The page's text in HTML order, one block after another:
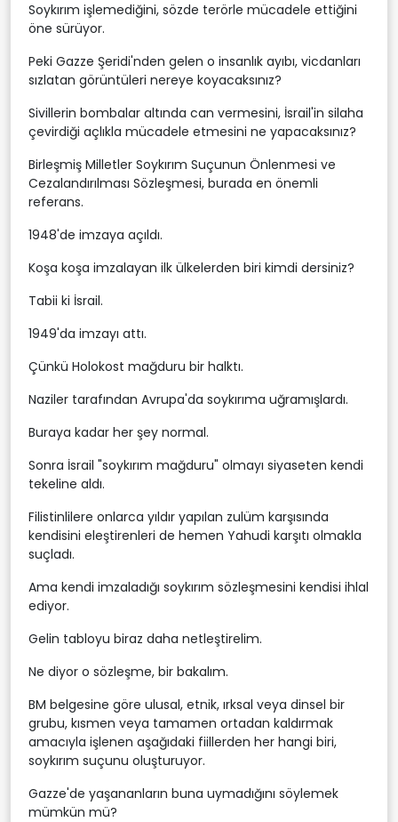
Soykırım işlemediğini, sözde terörle mücadele ettiğini
öne sürüyor.
Peki Gazze Şeridi'nden gelen o insanlık ayıbı, vicdanları
sızlatan görüntüleri nereye koyacaksınız?
Sivillerin bombalar altında can vermesini, İsrail'in silaha
çevirdiği açlıkla mücadele etmesini ne yapacaksınız?
Birleşmiş Milletler Soykırım Suçunun Önlenmesi ve
Cezalandırılması Sözleşmesi, burada en önemli
referans.
1948'de imzaya açıldı.
Koşa koşa imzalayan ilk ülkelerden biri kimdi dersiniz?
Tabii ki İsrail.
1949'da imzayı attı.
Çünkü Holokost mağduru bir halktı.
Naziler tarafından Avrupa'da soykırıma uğramışlardı.
Buraya kadar her şey normal.
Sonra İsrail "soykırım mağduru" olmayı siyaseten kendi
tekeline aldı.
Filistinlilere onlarca yıldır yapılan zulüm karşısında
kendisini eleştirenleri de hemen Yahudi karşıtı olmakla
suçladı.
Ama kendi imzaladığı soykırım sözleşmesini kendisi ihlal
ediyor.
Gelin tabloyu biraz daha netleştirelim.
Ne diyor o sözleşme, bir bakalım.
BM belgesine göre ulusal, etnik, ırksal veya dinsel bir
grubu, kısmen veya tamamen ortadan kaldırmak
amacıyla işlenen aşağıdaki fiillerden her hangi biri,
soykırım suçunu oluşturuyor.
Gazze'de yaşananların buna uymadığını söylemek
mümkün mü?